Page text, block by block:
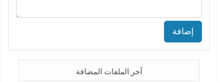
إضافة
آخر الملفات المضافة